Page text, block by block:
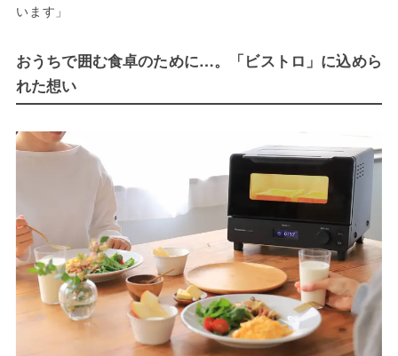
います」
おうちで囲む食卓のために…。「ビストロ」に込めら
れた想い